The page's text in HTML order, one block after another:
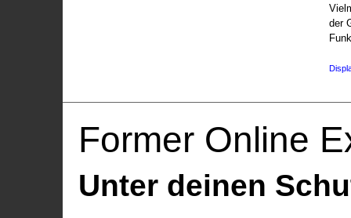
der
Former Online
Unter deinen